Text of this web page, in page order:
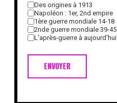
ENVOYER
Des origines à 1913
Napoléon : 1er, 2nd empire
1ère guerre mondiale 14-18
2nde guerre mondiale 39-45
L'après-guerre à aujourd'hui